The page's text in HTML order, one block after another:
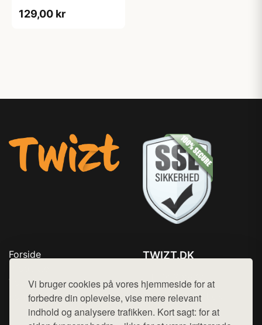
Vi bruger cookies på vores hjemmeside for at
forbedre din oplevelse, vise mere relevant
indhold og analysere trafikken. Kort sagt: for at
129,00 kr
Forside
Top Rabatter
Kontakt
TWIZT.DK
Mail: hej@want.dk
Cookie- og privatlivspolitik